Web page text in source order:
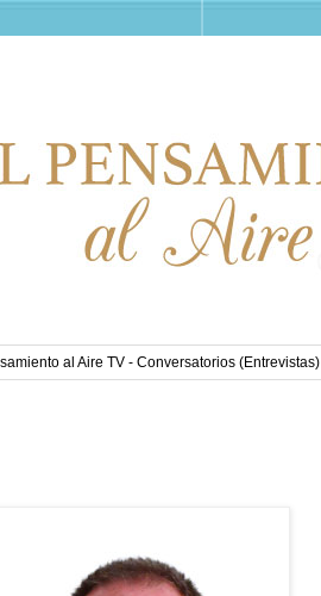
al Aire TV - Conversatorios (Entrevistas)